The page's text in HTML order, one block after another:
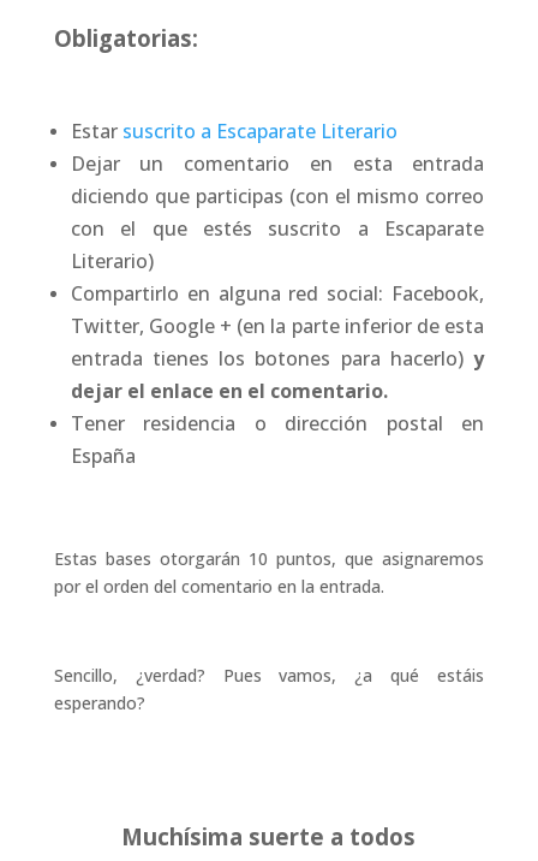
Obligatorias:
Estar suscrito a Escaparate Literario
Dejar un comentario en esta entrada
diciendo que participas (con el mismo correo
con el que estés suscrito a Escaparate
Literario)
Compartirlo en alguna red social: Facebook,
Twitter, Google + (en la parte inferior de esta
entrada tienes los botones para hacerlo)y
dejar el enlace en el comentario.
Tener residencia o dirección postal en
España
Estas bases otorgarán 10 puntos, que asignaremos
por el orden del comentario en la entrada.
Sencillo, ¿verdad? Pues vamos, ¿a qué estáis
esperando?
Muchísima suerte a todos